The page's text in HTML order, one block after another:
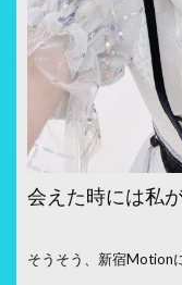
会えた時には私
そうそう、新宿Motion